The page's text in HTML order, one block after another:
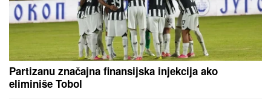
Partizanu značajna finansijska injekcija ako
eliminiše Tobol